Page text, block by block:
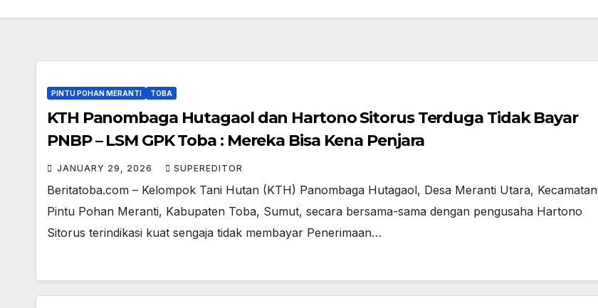
PINTU POHAN MERANTI TOBA
KTH Panombaga Hutagaol dan Hartono Sitorus Terduga Tidak Bayar
PNBP – LSM GPK Toba : Mereka Bisa Kena Penjara
JANUARY 29, 2026 SUPEREDITOR
Beritatoba.com – Kelompok Tani Hutan (KTH) Panombaga Hutagaol, Desa Meranti Utara, Kecamatan
Pintu Pohan Meranti, Kabupaten Toba, Sumut, secara bersama-sama dengan pengusaha Hartono
Sitorus terindikasi kuat sengaja tidak membayar Penerimaan…